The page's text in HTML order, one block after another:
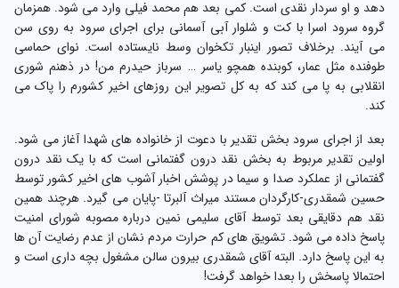
دهد و او سردار نقدی است. کمی بعد هم محمد فیلی وارد می شود. همزمان
گروه سرود اسرا با کت و شلوار آبی آسمانی برای اجرای سرود به روی سن
می آیند. برخلاف تصور اینبار تکخوان وسط نایستاده است. نوای حماسی
طوفنده مثل عمار، کوبنده همچو یاسر … سرباز حیدرم من! در ذهنم شوری
انقلابی به پا می کند که به کل تصویر این روزهای اخیر کشورم را پاک می
کند.
بعد از اجرای سرود بخش تقدیر با دعوت از خانواده های شهدا آغاز می شود.
اولین تقدیر مربوط به بخش نقد درون گفتمانی است که با یک نقد درون
گفتمانی از عملکرد صدا و سیما در پوشش اخبار آشوب های اخیر کشور توسط
حسین شمقدری-کارگردان مستند میراث آلبرتا -پایان می گیرد. هرچند همین
نقد هم دقایقی بعد توسط آقای سلیمی نمین درباره مصوبه شورای امنیت
پاسخ داده می شود. تشویق های کم حرارت مردم نشان از عدم رضایت آن ها
به این پاسخ دارد. البته آقای شمقدری بیرون سالن مشغول بچه داری است و
احتمالا پاسخش را بعدا خواهد گرفت!